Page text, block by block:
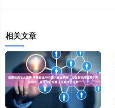
相关文章